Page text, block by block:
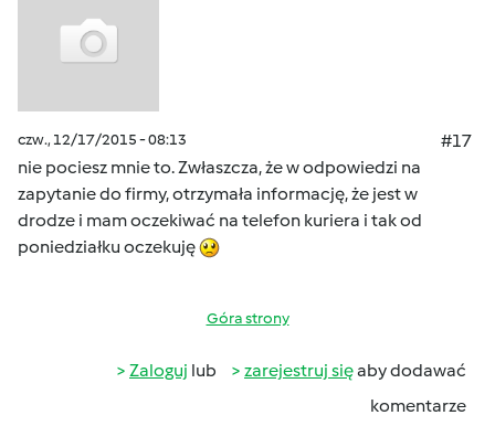
czw., 12/17/2015 - 08:13
#17
nie pociesz mnie to. Zwłaszcza, że w odpowiedzi na
zapytanie do firmy, otrzymała informację, że jest w
drodze i mam oczekiwać na telefon kuriera i tak od
poniedziałku oczekuję
Góra strony
Zaloguj lub zarejestruj sięaby dodawać
komentarze